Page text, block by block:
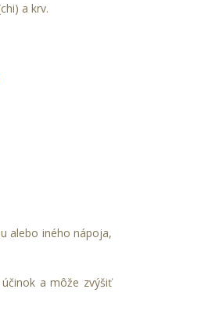
a krv.
alebo iného nápoja,
a môže zvýšiť